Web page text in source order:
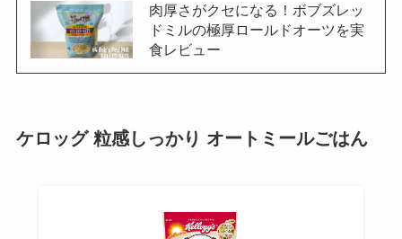
肉厚さがクセになる！ボブズレッ
ドミルの極厚ロールドオーツを実
食レビュー
ケロッグ 粒感しっかり オートミールごはん